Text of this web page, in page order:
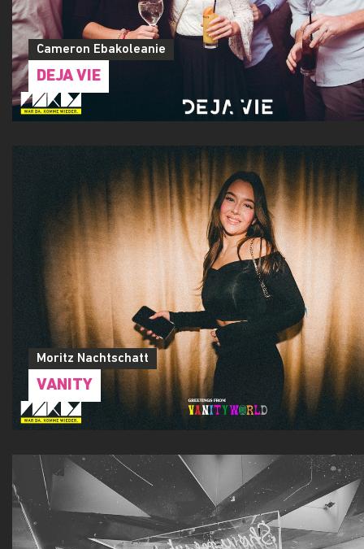
Cameron Ebakoleanie
DEJA VIE
Moritz Nachtschatt
VANITY